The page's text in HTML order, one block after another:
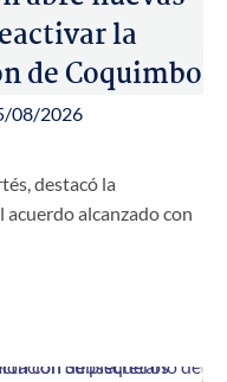
la
de Coquimbo
08/2026
destacó la
alcanzado con